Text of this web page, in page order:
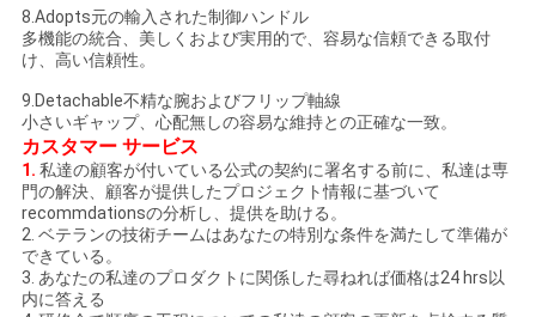
プ
プ
ラ
イ
バ
シ
8.Adopts元の輸入された制御ハンドル
多機能の統合、美しくおよび実用的で、容易な信頼できる取付
け、高い信頼性。
9.Detachable不精な腕およびフリップ軸線
小さいギャップ、心配無しの容易な維持との正確な一致。
カスタマー サービス
1. 私達の顧客が付いている公式の契約に署名する前に、私達は専
門の解決、顧客が提供したプロジェクト情報に基づいて
recommdationsの分析し、提供を助ける。
2. ベテランの技術チームはあなたの特別な条件を満たして準備が
できている。
3. あなたの私達のプロダクトに関係した尋ねれば価格は24 hrs以
内に答える